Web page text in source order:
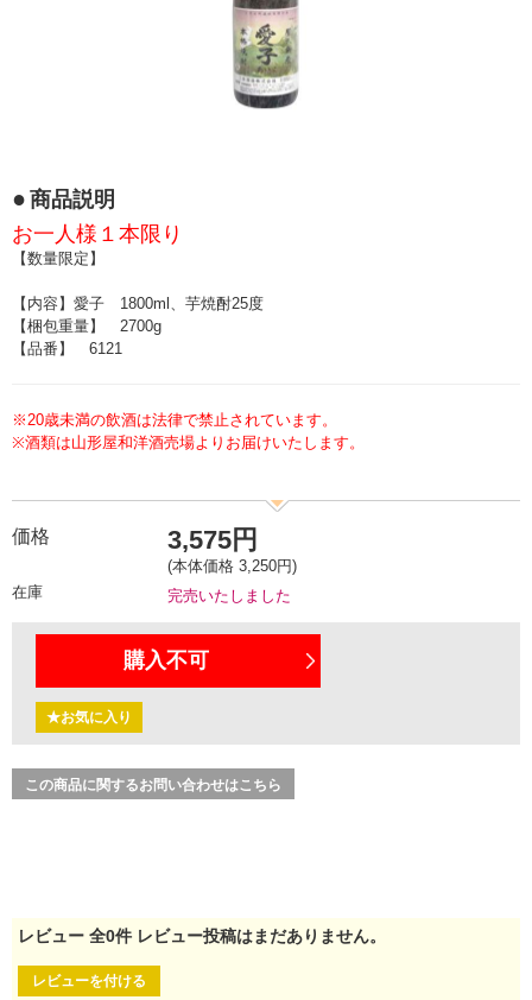
商品説明
お一人様１本限り
【数量限定】
【内容】愛子 1800ml、芋焼酎25度
【梱包重量】 2700g
【品番】 6121
※20歳未満の飲酒は法律で禁止されています。
※酒類は山形屋和洋酒売場よりお届けいたします。
価格 3,575円
(本体価格 3,250円)
在庫
完売いたしました
購入不可
★お気に入り
この商品に関するお問い合わせはこちら
レビュー 全0件 レビュー投稿はまだありません。
レビューを付ける